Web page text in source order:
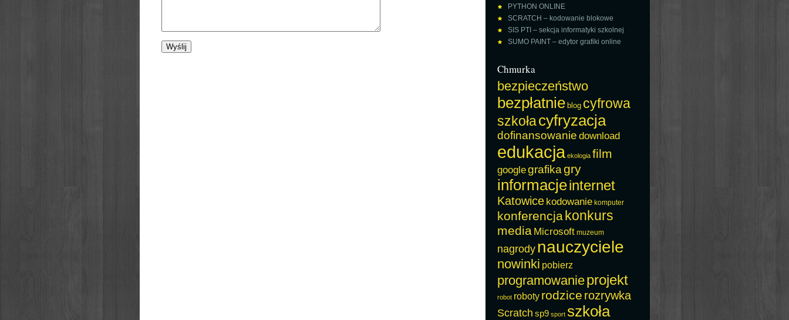
PYTHON ONLINE
SCRATCH – kodowanie blokowe
SIS PTI – sekcja informatyki szkolnej
SUMO PAINT – edytor grafiki online
Chmurka
bezpieczeństwo
bezpłatnie blog cyfrowa
szkołacyfryzacja
dofinansowanie download
edukacja ekologia film
googlegrafikagry
informacjeinternet
Katowice kodowanie komputer
konferencjakonkurs
media Microsoft muzeum
nagrody nauczyciele
nowinki pobierz
programowanieprojekt
robot roboty rodzice rozrywka
Scratch sp9 sport szkoła